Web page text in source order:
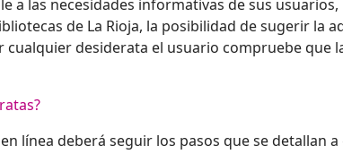
a las necesidades informativas de sus
de La Rioja, la posibilidad de sugerir la
desiderata el usuario compruebe que
en línea deberá seguir los pasos que se detallan